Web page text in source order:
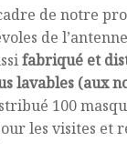
de notre
de
fabriqué et
lavables (aux
100
les visites et